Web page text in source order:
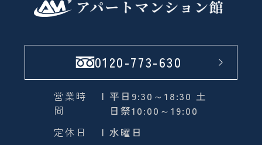
0120-773-630
営業時
間
| 平日9:30～18:30 土
日祭10:00～19:00
定休日
| 水曜日